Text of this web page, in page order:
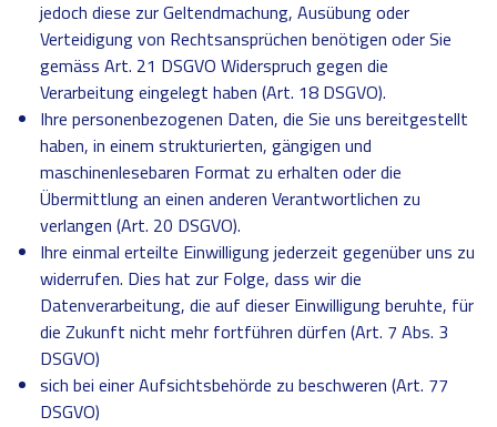
jedoch diese zur Geltendmachung, Ausübung oder
Verteidigung von Rechtsansprüchen benötigen oder Sie
gemäss Art. 21 DSGVO Widerspruch gegen die
Verarbeitung eingelegt haben (Art. 18 DSGVO).
Ihre personenbezogenen Daten, die Sie uns bereitgestellt
haben, in einem strukturierten, gängigen und
maschinenlesebaren Format zu erhalten oder die
Übermittlung an einen anderen Verantwortlichen zu
verlangen (Art. 20 DSGVO).
Ihre einmal erteilte Einwilligung jederzeit gegenüber uns zu
widerrufen. Dies hat zur Folge, dass wir die
Datenverarbeitung, die auf dieser Einwilligung beruhte, für
die Zukunft nicht mehr fortführen dürfen (Art. 7 Abs. 3
DSGVO)
sich bei einer Aufsichtsbehörde zu beschweren (Art. 77
DSGVO)